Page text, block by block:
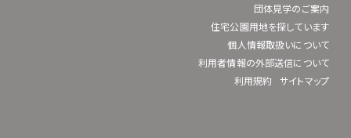
団体見学のご案内
住宅公園用地を探しています
個人情報取扱いについて
利用者情報の外部送信について
利用規約
サイトマップ